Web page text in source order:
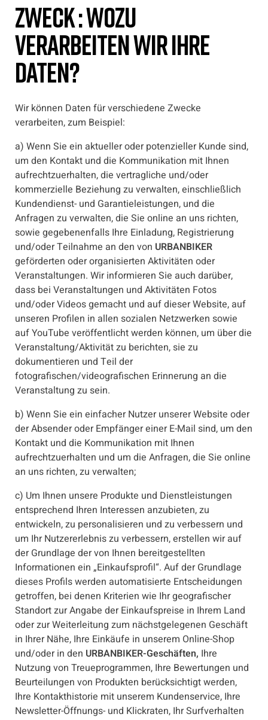
Zweck : Wozu
verarbeiten wir Ihre
Daten?
Wir können Daten für verschiedene Zwecke
verarbeiten, zum Beispiel:
a) Wenn Sie ein aktueller oder potenzieller Kunde sind,
um den Kontakt und die Kommunikation mit Ihnen
aufrechtzuerhalten, die vertragliche und/oder
kommerzielle Beziehung zu verwalten, einschließlich
Kundendienst- und Garantieleistungen, und die
Anfragen zu verwalten, die Sie online an uns richten,
sowie gegebenenfalls Ihre Einladung, Registrierung
und/oder Teilnahme an den von URBANBIKER
geförderten oder organisierten Aktivitäten oder
Veranstaltungen. Wir informieren Sie auch darüber,
dass bei Veranstaltungen und Aktivitäten Fotos
und/oder Videos gemacht und auf dieser Website, auf
unseren Profilen in allen sozialen Netzwerken sowie
auf YouTube veröffentlicht werden können, um über die
Veranstaltung/Aktivität zu berichten, sie zu
dokumentieren und Teil der
fotografischen/videografischen Erinnerung an die
Veranstaltung zu sein.
b) Wenn Sie ein einfacher Nutzer unserer Website oder
der Absender oder Empfänger einer E-Mail sind, um den
Kontakt und die Kommunikation mit Ihnen
aufrechtzuerhalten und um die Anfragen, die Sie online
an uns richten, zu verwalten;
c) Um Ihnen unsere Produkte und Dienstleistungen
entsprechend Ihren Interessen anzubieten, zu
entwickeln, zu personalisieren und zu verbessern und
um Ihr Nutzererlebnis zu verbessern, erstellen wir auf
der Grundlage der von Ihnen bereitgestellten
Informationen ein „Einkaufsprofil“. Auf der Grundlage
dieses Profils werden automatisierte Entscheidungen
getroffen, bei denen Kriterien wie Ihr geografischer
Standort zur Angabe der Einkaufspreise in Ihrem Land
oder zur Weiterleitung zum nächstgelegenen Geschäft
in Ihrer Nähe, Ihre Einkäufe in unserem Online-Shop
und/oder in den URBANBIKER-Geschäften, Ihre
Nutzung von Treueprogrammen, Ihre Bewertungen und
Beurteilungen von Produkten berücksichtigt werden,
Ihre Kontakthistorie mit unserem Kundenservice, Ihre
Newsletter-Öffnungs- und Klickraten, Ihr Surfverhalten